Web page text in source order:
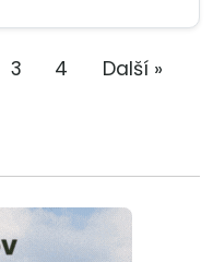
3 4 Další »